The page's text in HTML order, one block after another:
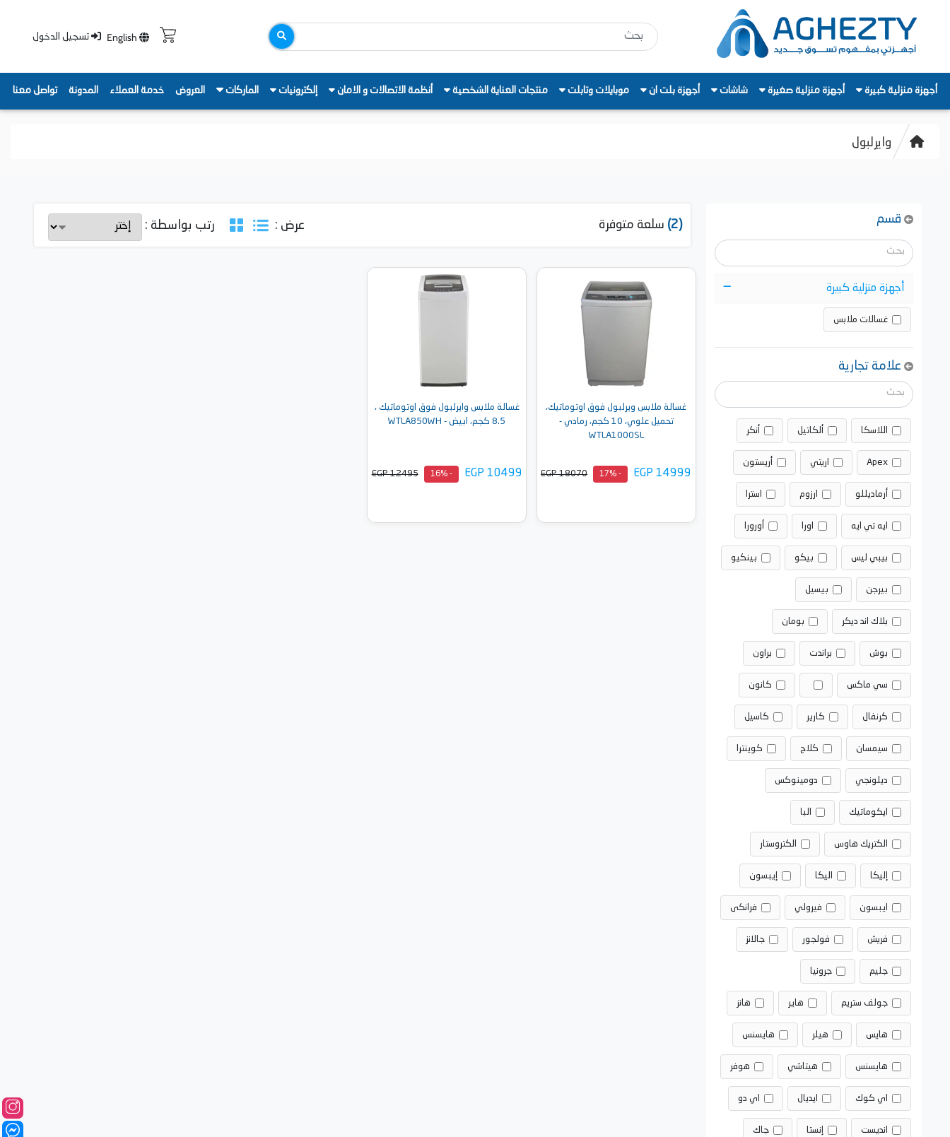
English تسجيل الدخول
أجهزة منزلية كبيرة أجهزة منزلية صغيرة شاشات أجهزة بلت ان موبايلات وتابلت منتجات العناية الشخصية أنظمة الاتصالات و الامان إلكترونيات الماركات العروض خدمة العملاء المدونة تواصل معنا
وايرلبول
قسم
أجهزة منزلية كبيرة
غسالات ملابس
علامة تجارية
اللاسكا ألكاتيل أنكر
Apex اريتي أريستون
أرماديللو ارزوم استرا
ايه تي ايه اورا أورورا
بيبي ليس بيكو بينكيو
بيرجن بيسيل
بلاك اند ديكر بومان
بوش براندت براون
سي ماكس كانون
كرنفال كارير كاسيل
سيمسان كلاج كوينترا
ديلونجي دومينوكس
ايكوماتيك البا
الكتريك هاوس الكتروستار
إليكا اليكا إيبسون
ايبسون فيرولي فرانكى
فريش فولجور جالانز
جليم جرونيا
جولف ستريم هاير هانز
هايس هيلر هايسنس
هايسنس هيتاشي هوفر
اي كوك ايديال اي دو
انديست إنستا جاك
(2) سلعة متوفرة عرض : رتب بواسطة :
غسالة ملابس ويرلبول فوق اوتوماتيك،
تحميل علوي، 10 كجم، رمادي -
WTLA1000SL
EGP 14999
- 17%
EGP 18070
غسالة ملابس وايرلبول فوق اوتوماتيك ،
8.5 كجم، ابيض - WTLA850WH
EGP 10499
- 16%
EGP 12495